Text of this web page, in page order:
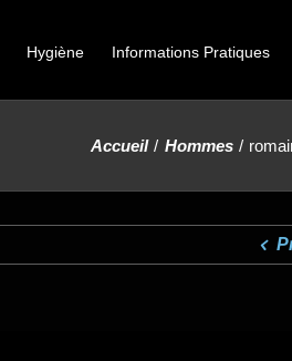
Hygiène Informations Pratiques
Accueil Hommes